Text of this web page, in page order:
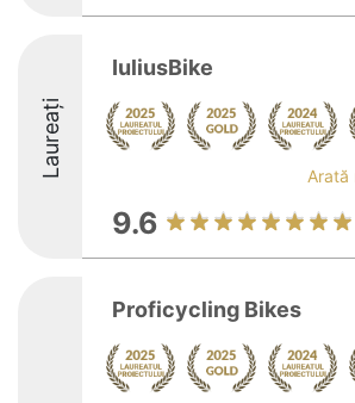
Laureați
IuliusBike
Arată
9.6
Proficycling Bikes